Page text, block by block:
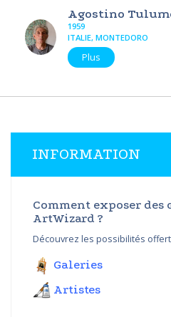
Agostino
1959
ITALIE, MONTEDORO
Plus
INFORMATION
Comment exposer
ArtWizard ?
Découvrez les possibilités
Galeries
Artistes